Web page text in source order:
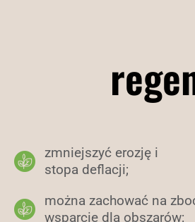
zmniejszyć erozję i
stopa deflacji;
można zachować na
wsparcie dla obszarów;